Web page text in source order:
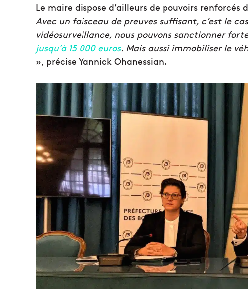
Le maire dispose d’ailleurs de pouvoirs renforcés
Avec un faisceau de preuves suffisant, c’est le
vidéosurveillance, nous pouvons sanctionner
jusqu’à 15 000 euros. Mais aussi immobiliser le
», précise Yannick Ohanessian.